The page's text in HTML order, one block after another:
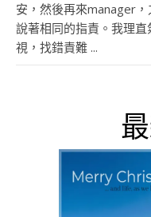
安，然後再來manager
說著相同的指責。我理
視，找錯責難 ...